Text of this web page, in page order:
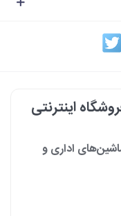
اینترنتی
اداری و
افزایش بهره‌وری خود به
و قابل اعتماد یک